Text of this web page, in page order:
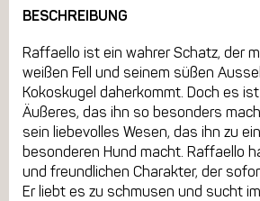
BESCHREIBUNG
Raffaello ist ein wahrer Schatz, der
weißen Fell und seinem süßen
Kokoskugel daherkommt. Doch es
Äußeres, das ihn so besonders
sein liebevolles Wesen, das ihn zu
besonderen Hund macht. Raffaello
und freundlichen Charakter, der
Er liebt es zu schmusen und sucht